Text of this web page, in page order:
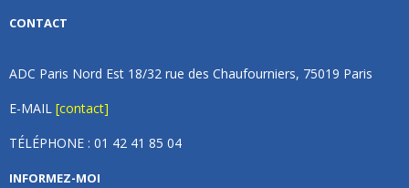
CONTACT
ADC Paris Nord Est 18/32 rue des Chaufourniers, 75019 Paris
E-MAIL [contact]
TÉLÉPHONE : 01 42 41 85 04
INFORMEZ-MOI